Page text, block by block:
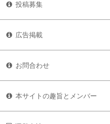
投稿募集
広告掲載
お問合わせ
本サイトの趣旨とメンバー